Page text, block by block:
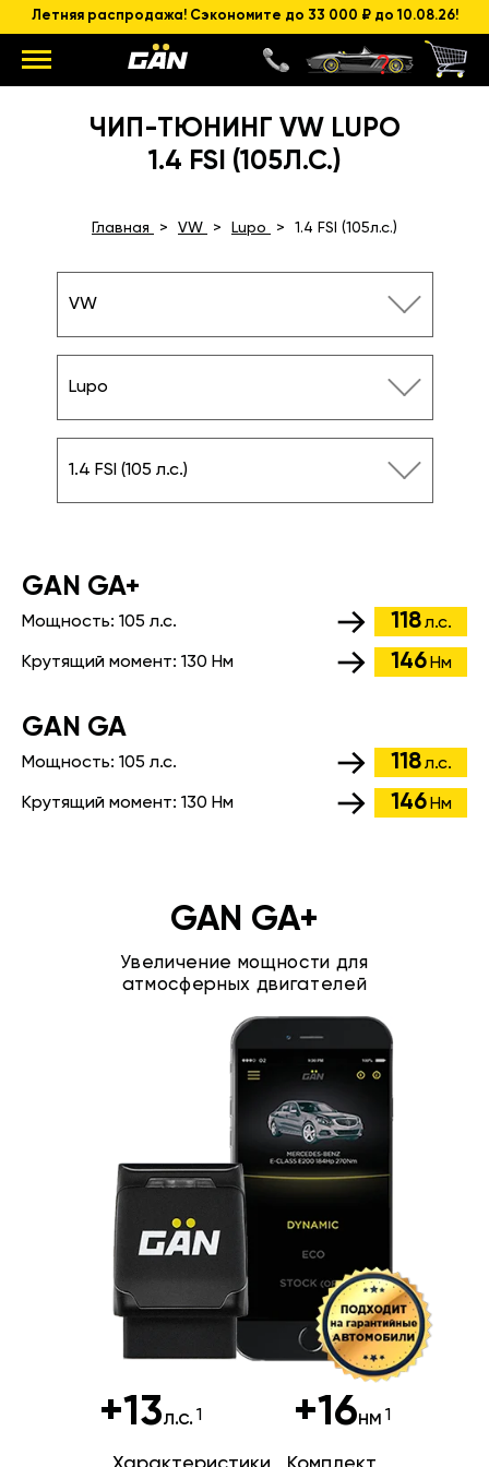
Летняя распродажа! Сэкономите до 33 000 ₽ до 10.08.26!
ЧИП-ТЮНИНГ VW LUPO
1.4 FSI (105Л.С.)
Главная VW Lupo 1.4 FSI (105л.с.)
VW
Lupo
1.4 FSI (105 л.с.)
GАN GA+
Мощность: 105 л.с. 118 л.с.
Крутящий момент: 130 Нм 146 Нм
GАN GA
Мощность: 105 л.с. 118 л.с.
Крутящий момент: 130 Нм 146 Нм
GAN GA+
Увеличение мощности для
атмосферных двигателей
+13л.с. +16нм